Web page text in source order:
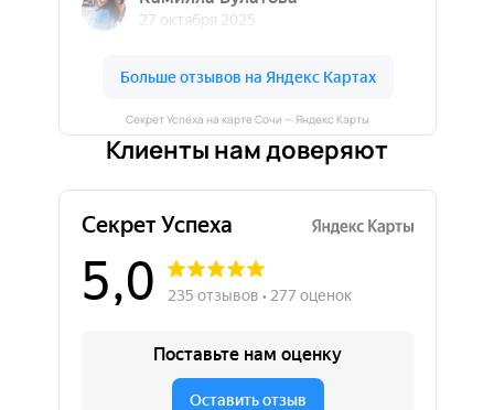
Секрет Успеха на карте Сочи — Яндекс Карты
Клиенты нам доверяют